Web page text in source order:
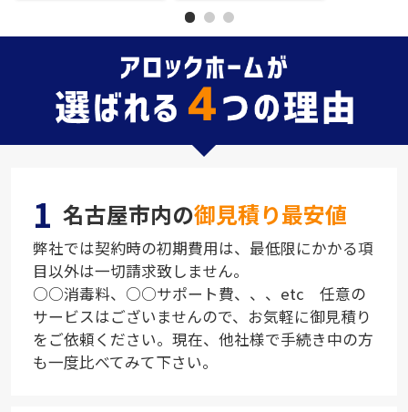
1 名古屋市内の御見積り最安値
弊社では契約時の初期費用は、最低限にかかる項
目以外は一切請求致しません。
○○消毒料、○○サポート費、、、etc 任意の
サービスはございませんので、お気軽に御見積り
をご依頼ください。現在、他社様で手続き中の方
も一度比べてみて下さい。